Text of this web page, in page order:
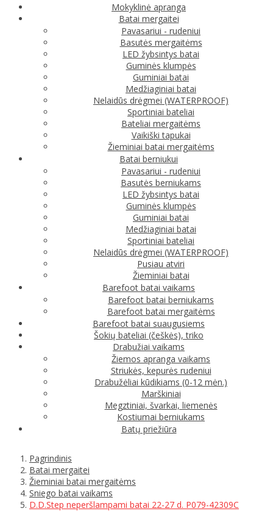
Mokyklinė apranga
Batai mergaitei
Pavasariui - rudeniui
Basutės mergaitėms
LED žybsintys batai
Guminės klumpės
Guminiai batai
Medžiaginiai batai
Nelaidūs drėgmei (WATERPROOF)
Sportiniai bateliai
Bateliai mergaitėms
Vaikiški tapukai
Žieminiai batai mergaitėms
Batai berniukui
Pavasariui - rudeniui
Basutės berniukams
LED žybsintys batai
Guminės klumpės
Guminiai batai
Medžiaginiai batai
Sportiniai bateliai
Nelaidūs drėgmei (WATERPROOF)
Pusiau atviri
Žieminiai batai
Barefoot batai vaikams
Barefoot batai berniukams
Barefoot batai mergaitėms
Barefoot batai suaugusiems
Šokių bateliai (češkės), triko
Drabužiai vaikams
Žiemos apranga vaikams
Striukės, kepurės rudeniui
Drabužėliai kūdikiams (0-12 mėn.)
Marškiniai
Megztiniai, švarkai, liemenės
Kostiumai berniukams
Batų priežiūra
Pagrindinis
Batai mergaitei
Žieminiai batai mergaitėms
Sniego batai vaikams
D.D.Step neperšlampami batai 22-27 d. P079-42309C